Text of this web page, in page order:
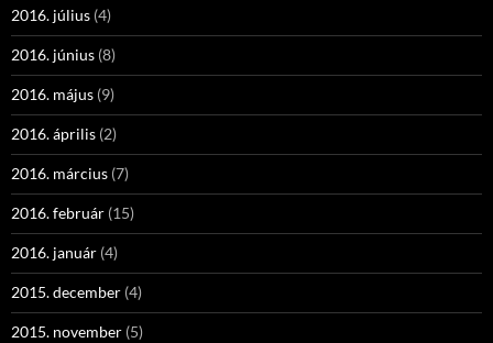
2016. július (4)
2016. június (8)
2016. május (9)
2016. április (2)
2016. március (7)
2016. február (15)
2016. január (4)
2015. december (4)
2015. november (5)